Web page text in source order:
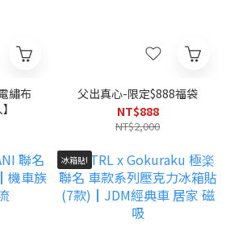
繡布
父出真心-限定$888福袋
NT$888
NT$2,000
冰箱貼!